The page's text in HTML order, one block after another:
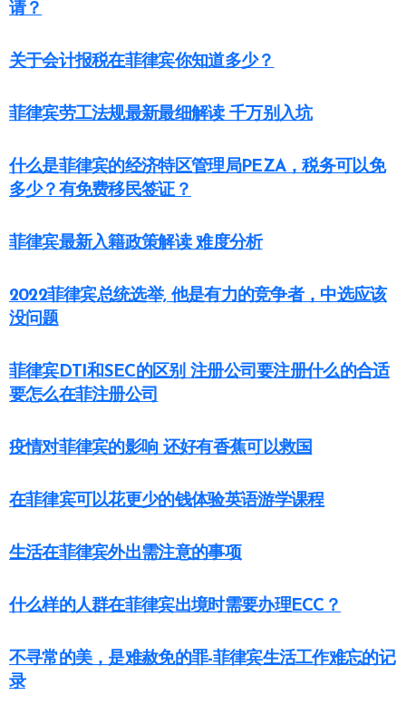
请？
关于会计报税在菲律宾你知道多少？
菲律宾劳工法规最新最细解读 千万别入坑
什么是菲律宾的经济特区管理局PEZA，税务可以免
多少？有免费移民签证？
菲律宾最新入籍政策解读 难度分析
2022菲律宾总统选举, 他是有力的竞争者，中选应该
没问题
菲律宾DTI和SEC的区别 注册公司要注册什么的合适
要怎么在菲注册公司
疫情对菲律宾的影响 还好有香蕉可以救国
在菲律宾可以花更少的钱体验英语游学课程
生活在菲律宾外出需注意的事项
什么样的人群在菲律宾出境时需要办理ECC？
不寻常的美，是难赦免的罪-菲律宾生活工作难忘的记
录